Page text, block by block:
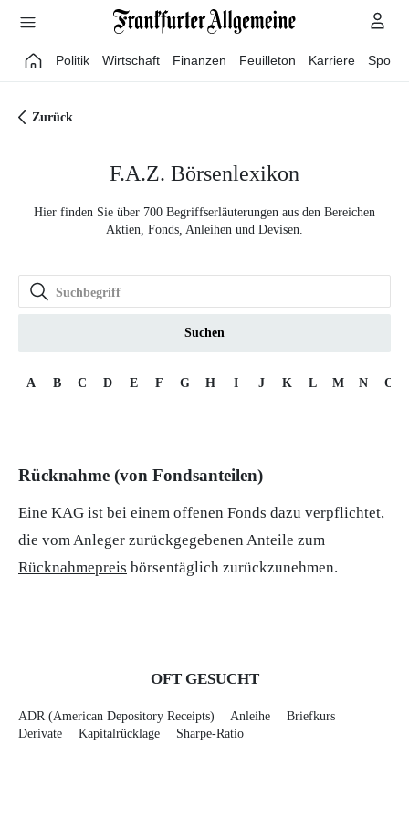
Direkt zum Hauptinhalt
Politik Wirtschaft Finanzen Feuilleton Karriere Sport
Zurück
F.A.Z. Börsenlexikon
Hier finden Sie über 700 Begriffserläuterungen aus den Bereichen
Aktien, Fonds, Anleihen und Devisen.
Suchen
A B C D E F G H I J K L M N O
Rücknahme (von Fondsanteilen)
Eine KAG ist bei einem offenen Fonds dazu verpflichtet,
die vom Anleger zurückgegebenen Anteile zum
Rücknahmepreis börsentäglich zurückzunehmen.
OFT GESUCHT
ADR (American Depository Receipts) Anleihe
Briefkurs
Derivate
Kapitalrücklage Sharpe-Ratio